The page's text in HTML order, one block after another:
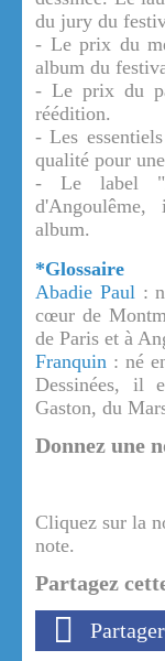
du jury du
- Le prix du
album du
- Le prix du
réédition.
- Les
qualité pour
- Le label
album.
*Glossaire
Abadie Paul:
cœur de
de Paris et à
Franquin : né
Dessinées, il
Gaston, du
Donnez une
Cliquez sur la
note.
Partagez